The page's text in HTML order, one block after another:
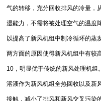
气的转移，充分回收排风的冷量，
湿能力，不需将被处理空气的温度
以提高了新风机组中制冷循环的蒸
两方面的原因使得新风机组中有较
10，明显优于传统的新风处理机
溶液作为新风机组全热回收以及新
接触，减小了排风和新风交叉污染